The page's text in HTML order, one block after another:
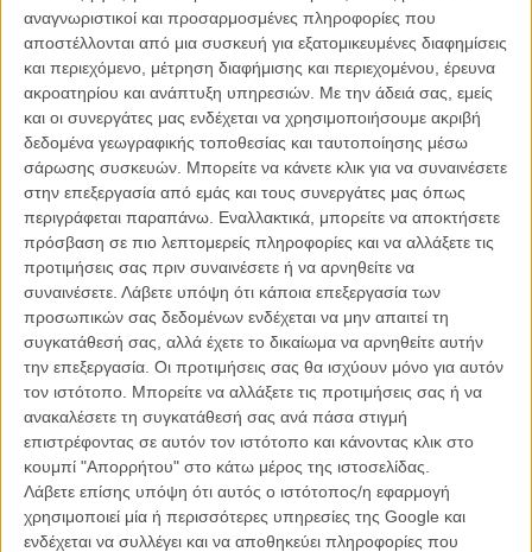
αναγνωριστικοί και προσαρμοσμένες πληροφορίες που
αποστέλλονται από μια συσκευή για εξατομικευμένες διαφημίσεις
και περιεχόμενο, μέτρηση διαφήμισης και περιεχομένου, έρευνα
ακροατηρίου και ανάπτυξη υπηρεσιών. Με την άδειά σας, εμείς
και οι συνεργάτες μας ενδέχεται να χρησιμοποιήσουμε ακριβή
δεδομένα γεωγραφικής τοποθεσίας και ταυτοποίησης μέσω
σάρωσης συσκευών. Μπορείτε να κάνετε κλικ για να συναινέσετε
στην επεξεργασία από εμάς και τους συνεργάτες μας όπως
περιγράφεται παραπάνω. Εναλλακτικά, μπορείτε να αποκτήσετε
πρόσβαση σε πιο λεπτομερείς πληροφορίες και να αλλάξετε τις
προτιμήσεις σας πριν συναινέσετε ή να αρνηθείτε να
συναινέσετε. Λάβετε υπόψη ότι κάποια επεξεργασία των
προσωπικών σας δεδομένων ενδέχεται να μην απαιτεί τη
συγκατάθεσή σας, αλλά έχετε το δικαίωμα να αρνηθείτε αυτήν
την επεξεργασία. Οι προτιμήσεις σας θα ισχύουν μόνο για αυτόν
τον ιστότοπο. Μπορείτε να αλλάξετε τις προτιμήσεις σας ή να
ανακαλέσετε τη συγκατάθεσή σας ανά πάσα στιγμή
επιστρέφοντας σε αυτόν τον ιστότοπο και κάνοντας κλικ στο
κουμπί "Απορρήτου" στο κάτω μέρος της ιστοσελίδας.
Λάβετε επίσης υπόψη ότι αυτός ο ιστότοπος/η εφαρμογή
χρησιμοποιεί μία ή περισσότερες υπηρεσίες της Google και
ενδέχεται να συλλέγει και να αποθηκεύει πληροφορίες που
Λίστες, καλύτερα, χειρότερα, βραβεία και ανασκόπηση της
χρονιάς, στην ειδική ενότητα FLIXmas 2023 που ανανεώνεται
καθημερινά
Φυσικά η τραγωδία επηρέασε κάθε πτυχή της ζωής μας, αλλά και το
σινεμά: το δυστύχημα έγινε δύο μέρες πριν την έναρξη του25ου
Διεθνούς Φεστιβάλ Ντοκιμαντέρ Θεσσαλονίκης, σε μια πόλη με
πολυάριθμες απώλειες και βαρύ πένθος. Το Φεστιβάλ αυτό
σημαδεύτηκε από τα Τέμπη, αλλά και, όπως μάλλον πάντα,
προσέφερε λίγο απάγκειο στη μεγάλη οθόνη.